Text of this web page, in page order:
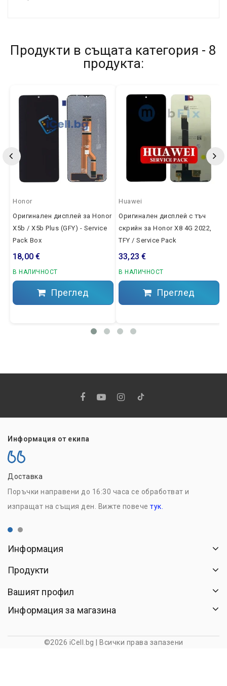
Продукти в същата категория - 8
продукта:
Honor
Оригинален дисплей за Honor
X5b / X5b Plus (GFY) - Service
Pack Box
18,00 €
В НАЛИЧНОСТ
Преглед
Huawei
Оригинален дисплей с тъч
скрийн за Honor X8 4G 2022,
TFY / Service Pack
33,23 €
В НАЛИЧНОСТ
Преглед
Информация от екипа
Доставка
Поръчки направени до 16:30 часа се обработват и
изпращат на същия ден. Вижте повече тук.
Информация
Продукти
Вашият профил
Информация за магазина
©2026 iCell.bg | Всички права запазени